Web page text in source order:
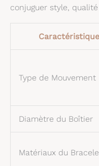
conjuguer style,
Caractéristique
Type de Mouvement
Diamètre du Boîtier
Matériaux du